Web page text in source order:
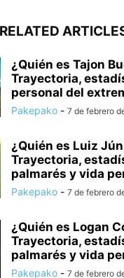
RELATED
¿Quién es Tajon
Trayectoria,
personal del
Pakepako - 7 de febrero
¿Quién es Luiz
Trayectoria,
palmarés y vida
Pakepako - 7 de febrero
¿Quién es Logan
Trayectoria,
palmarés y vida
Pakepako - 7 de febrero